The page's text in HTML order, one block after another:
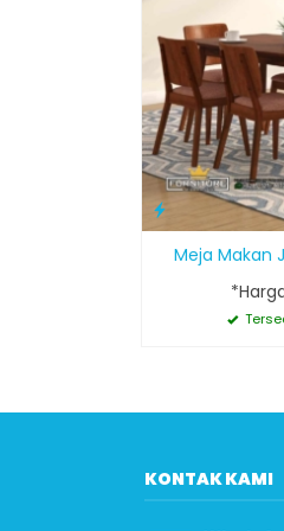
Meja Makan
KONTAK KAMI